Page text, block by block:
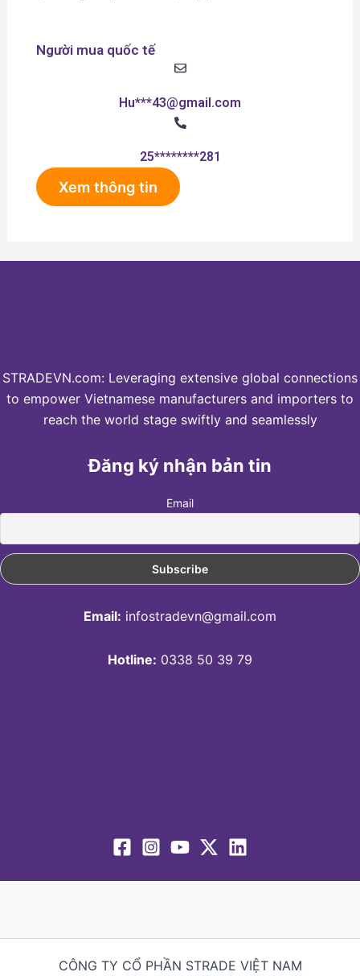
Người mua quốc tế
Hu***43@gmail.com
25********281
Xem thông tin
STRADEVN.com: Leveraging extensive global connections
to empower Vietnamese manufacturers and importers to
reach the world stage swiftly and seamlessly
Đăng ký nhận bản tin
Email
Email: infostradevn@gmail.com
Hotline: 0338 50 39 79
CÔNG TY CỔ PHẦN STRADE VIỆT NAM